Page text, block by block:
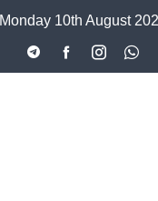
Monday 10th August